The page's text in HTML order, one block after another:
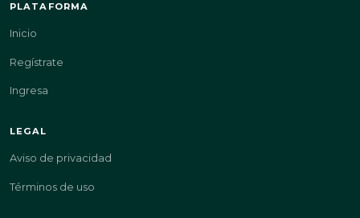
PLATAFORMA
Inicio
Regístrate
Ingresa
LEGAL
Aviso de privacidad
Términos de uso